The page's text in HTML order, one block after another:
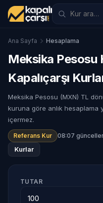
Ana Sayfa Hesaplama
Meksika Pesosu
Kapalıçarşı
Meksika Pesosu (MXN) TL
kuruna göre anlık hesaplama
içermez.
Referans Kur 08:07
Kurlar
TUTAR